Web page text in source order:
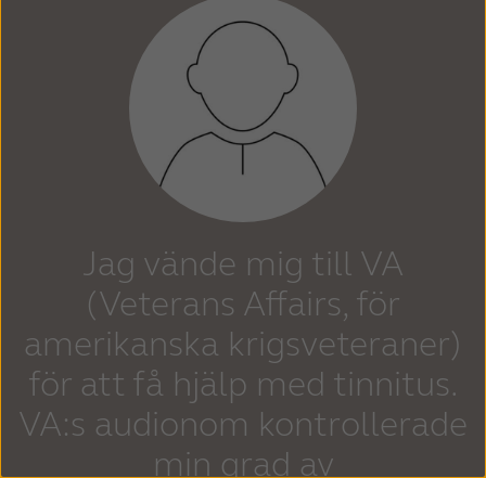
Jag vände mig till VA
(Veterans Affairs, för
amerikanska krigsveteraner)
för att få hjälp med tinnitus.
VA:s audionom kontrollerade
min grad av